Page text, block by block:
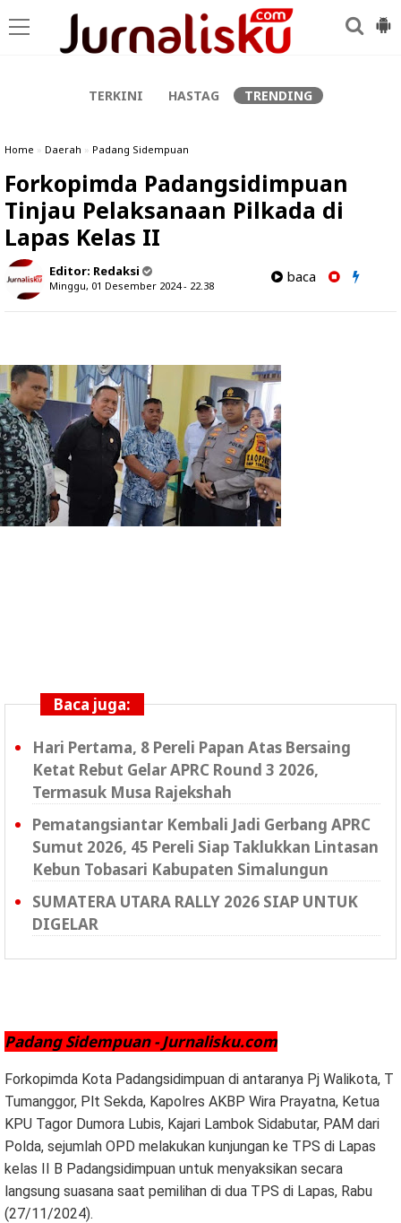
TERKINI HASTAG TRENDING
Home » Daerah » Padang Sidempuan
Forkopimda Padangsidimpuan
Tinjau Pelaksanaan Pilkada di
Lapas Kelas II
Editor: Redaksi
Minggu, 01 Desember 2024 - 22.38
baca
Baca juga:
Hari Pertama, 8 Pereli Papan Atas Bersaing
Ketat Rebut Gelar APRC Round 3 2026,
Termasuk Musa Rajekshah
Pematangsiantar Kembali Jadi Gerbang APRC
Sumut 2026, 45 Pereli Siap Taklukkan Lintasan
Kebun Tobasari Kabupaten Simalungun
SUMATERA UTARA RALLY 2026 SIAP UNTUK
DIGELAR
Padang Sidempuan - Jurnalisku.com
Forkopimda Kota Padangsidimpuan di antaranya Pj Walikota, T
Tumanggor, Plt Sekda, Kapolres AKBP Wira Prayatna, Ketua
KPU Tagor Dumora Lubis, Kajari Lambok Sidabutar, PAM dari
Polda, sejumlah OPD melakukan kunjungan ke TPS di Lapas
kelas II B Padangsidimpuan untuk menyaksikan secara
langsung suasana saat pemilihan di dua TPS di Lapas, Rabu
(27/11/2024).